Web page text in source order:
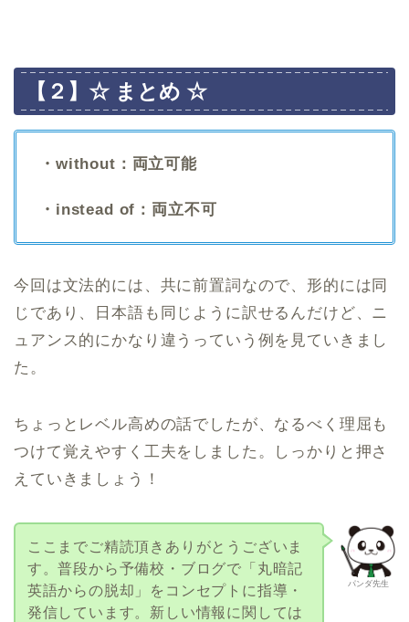
【２】☆ まとめ ☆
・without：両立可能
・instead of：両立不可
今回は文法的には、共に前置詞なので、形的には同
じであり、日本語も同じように訳せるんだけど、ニ
ュアンス的にかなり違うっていう例を見ていきまし
た。
ちょっとレベル高めの話でしたが、なるべく理屈も
つけて覚えやすく工夫をしました。しっかりと押さ
えていきましょう！
パンダ先生
ここまでご精読頂きありがとうございま
す。普段から予備校・ブログで「丸暗記
英語からの脱却」をコンセプトに指導・
発信しています。新しい情報に関しては